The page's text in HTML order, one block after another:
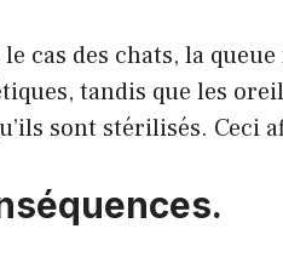
le cas des chats, la
tandis que les
sont stérilisés. Ceci